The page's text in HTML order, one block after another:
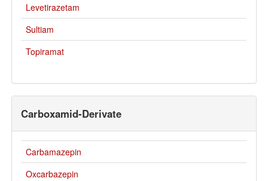
Levetirazetam
Sultiam
Topiramat
Carboxamid-Derivate
Carbamazepin
Oxcarbazepin